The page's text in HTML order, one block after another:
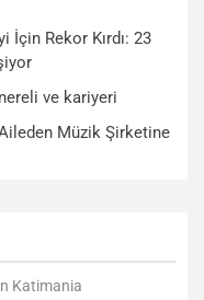
İçin Rekor Kırdı: 23
ve kariyeri
Müzik Şirketine
Katimania